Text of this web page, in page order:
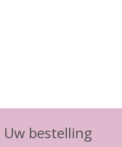
Uw bestelling